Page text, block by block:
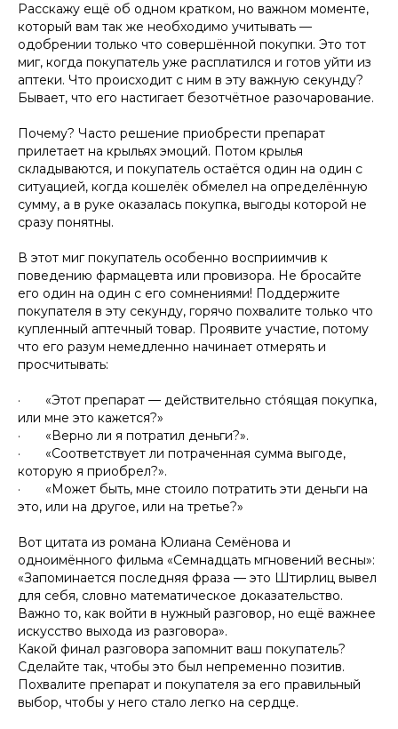
Расскажу ещё об одном кратком, но важном моменте,
который вам так же необходимо учитывать —
одобрении только что совершённой покупки. Это тот
миг, когда покупатель уже расплатился и готов уйти из
аптеки. Что происходит с ним в эту важную секунду?
Бывает, что его настигает безотчётное разочарование.
Почему? Часто решение приобрести препарат
прилетает на крыльях эмоций. Потом крылья
складываются, и покупатель остаётся один на один с
ситуацией, когда кошелёк обмелел на определённую
сумму, а в руке оказалась покупка, выгоды которой не
сразу понятны.
В этот миг покупатель особенно восприимчив к
поведению фармацевта или провизора. Не бросайте
его один на один с его сомнениями! Поддержите
покупателя в эту секунду, горячо похвалите только что
купленный аптечный товар. Проявите участие, потому
что его разум немедленно начинает отмерять и
просчитывать:
· «Этот препарат — действительно стóящая покупка,
или мне это кажется?»
· «Верно ли я потратил деньги?».
· «Соответствует ли потраченная сумма выгоде,
которую я приобрел?».
· «Может быть, мне стоило потратить эти деньги на
это, или на другое, или на третье?»
Вот цитата из романа Юлиана Семёнова и
одноимённого фильма «Семнадцать мгновений весны»:
«Запоминается последняя фраза — это Штирлиц вывел
для себя, словно математическое доказательство.
Важно то, как войти в нужный разговор, но ещё важнее
искусство выхода из разговора».
Какой финал разговора запомнит ваш покупатель?
Сделайте так, чтобы это был непременно позитив.
Похвалите препарат и покупателя за его правильный
выбор, чтобы у него стало легко на сердце.